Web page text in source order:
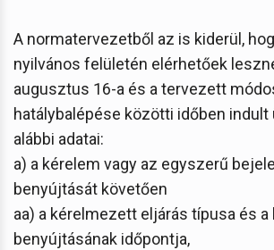
A normatervezetből az is kiderül,
nyilvános felületén elérhetőek
augusztus 16-a és a tervezett
hatálybalépése közötti időben indult
alábbi adatai:
a) a kérelem vagy az egyszerű
benyújtását követően
aa) a kérelmezett eljárás típusa és a
benyújtásának időpontja,